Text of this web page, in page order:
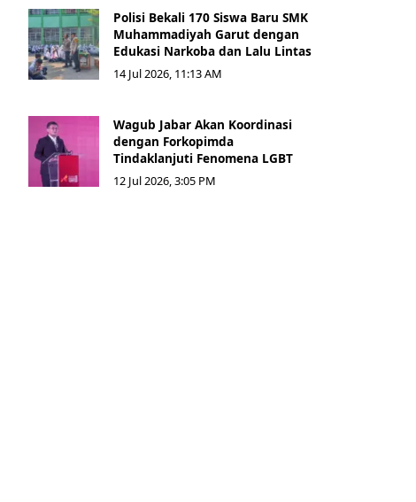
Polisi Bekali 170 Siswa Baru SMK
Muhammadiyah Garut dengan
Edukasi Narkoba dan Lalu Lintas
14 Jul 2026, 11:13 AM
Wagub Jabar Akan Koordinasi
dengan Forkopimda
Tindaklanjuti Fenomena LGBT
12 Jul 2026, 3:05 PM